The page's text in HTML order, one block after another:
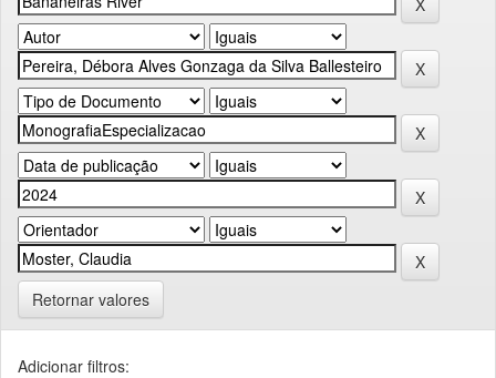
Retornar valores
Adicionar filtros: